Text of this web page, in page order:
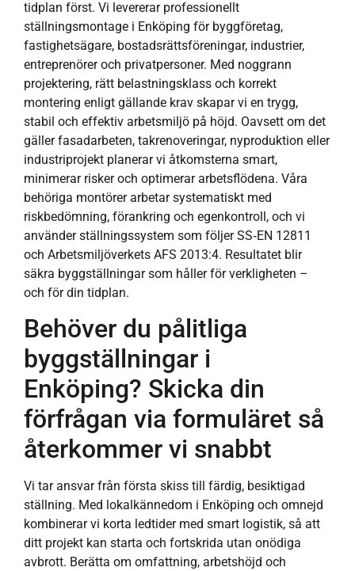
tidplan först. Vi levererar professionellt
ställningsmontage i Enköping för byggföretag,
fastighetsägare, bostadsrättsföreningar, industrier,
entreprenörer och privatpersoner. Med noggrann
projektering, rätt belastningsklass och korrekt
montering enligt gällande krav skapar vi en trygg,
stabil och effektiv arbetsmiljö på höjd. Oavsett om det
gäller fasadarbeten, takrenoveringar, nyproduktion eller
industriprojekt planerar vi åtkomsterna smart,
minimerar risker och optimerar arbetsflödena. Våra
behöriga montörer arbetar systematiskt med
riskbedömning, förankring och egenkontroll, och vi
använder ställningssystem som följer SS‑EN 12811
och Arbetsmiljöverkets AFS 2013:4. Resultatet blir
säkra byggställningar som håller för verkligheten –
och för din tidplan.
Behöver du pålitliga
byggställningar i
Enköping? Skicka din
förfrågan via formuläret så
återkommer vi snabbt
Vi tar ansvar från första skiss till färdig, besiktigad
ställning. Med lokalkännedom i Enköping och omnejd
kombinerar vi korta ledtider med smart logistik, så att
ditt projekt kan starta och fortskrida utan onödiga
avbrott. Berätta om omfattning, arbetshöjd och